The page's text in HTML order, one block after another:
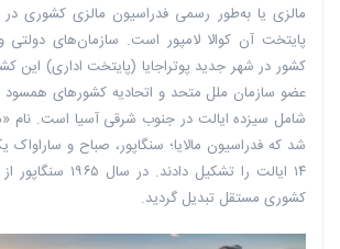
مالزی یا به‌طور رسمی فدراسیون مالزی کشوری
پایتخت آن کوالا لامپور است. سازمان‌های دولتی
کشور در شهر جدید پوتراجایا (پایتخت اداری) این
عضو سازمان ملل متحد و اتحادیه کشورهای
شامل سیزده ایالت در جنوب شرقی آسیا است. نام
شد که فدراسیون مالایا؛ سنگاپور، صباح و ساراواک
۱۴ ایالت را تشکیل
کشوری مستقل تبدیل گردید.